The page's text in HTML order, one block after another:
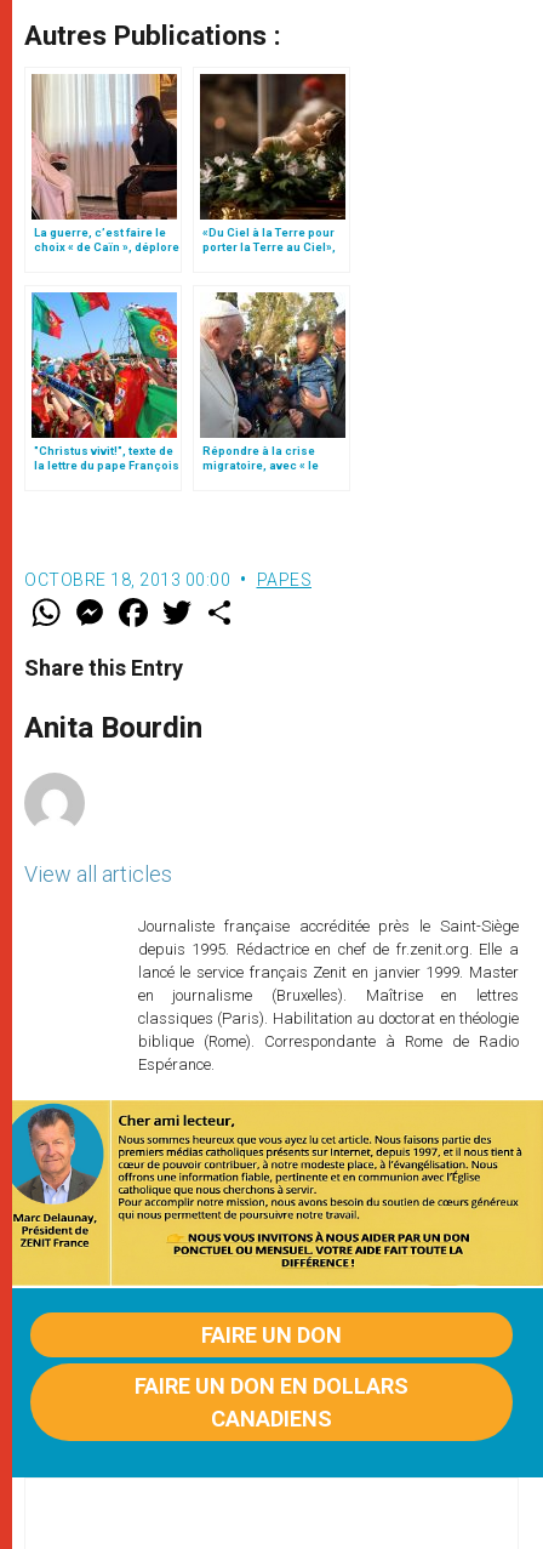
Autres Publications :
La guerre, c’est faire le
choix « de Caïn », déplore
«Du Ciel à la Terre pour
porter la Terre au Ciel»,
"Christus vivit!", texte de
la lettre du pape François
Répondre à la crise
migratoire, avec « le
OCTOBRE 18, 2013 00:00 PAPES
W
t
s
p
p
M
e
s
e
g
e
F
a
e
b
o
k
w
r
Share this Entry
Anita Bourdin
View all articles
Journaliste française accréditée près le Saint-Siège
depuis 1995. Rédactrice en chef de fr.zenit.org. Elle a
lancé le service français Zenit en janvier 1999. Master
en journalisme (Bruxelles). Maîtrise en lettres
classiques (Paris). Habilitation au doctorat en théologie
biblique (Rome). Correspondante à Rome de Radio
Espérance.
FAIRE UN DON
FAIRE UN DON EN DOLLARS
CANADIENS